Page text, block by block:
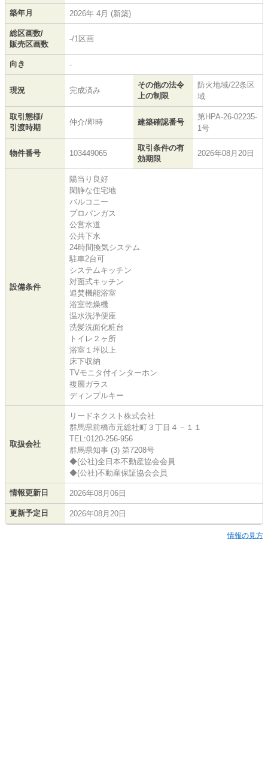
築年月 2026年 4月 (新築)
総区画数/
販売区画数
-/1区画
向き -
現況 完成済み
その他の法令
上の制限
防火地域/22条区
域
取引態様/
引渡時期
仲介/即時 建築確認番号
第HPA-26-02235-
1号
物件番号 103449065
取引条件の有
効期限
2026年08月20日
設備条件
陽当り良好
閑静な住宅地
バルコニー
プロパンガス
公営水道
公共下水
24時間換気システム
駐車2台可
システムキッチン
対面式キッチン
追焚機能浴室
浴室乾燥機
温水洗浄便座
洗髪洗面化粧台
トイレ２ヶ所
浴室１坪以上
床下収納
TVモニタ付インターホン
複層ガラス
ディンプルキー
取扱会社
リードネクスト株式会社
群馬県前橋市元総社町３丁目４－１１
TEL:0120-256-956
群馬県知事 (3) 第7208号
◆(公社)全日本不動産協会会員
◆(公社)不動産保証協会会員
情報更新日 2026年08月06日
更新予定日 2026年08月20日
情報の見方